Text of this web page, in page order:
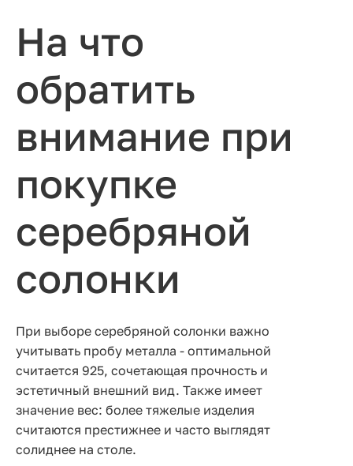
На что
обратить
внимание при
покупке
серебряной
солонки
При выборе серебряной солонки важно
учитывать пробу металла - оптимальной
считается 925, сочетающая прочность и
эстетичный внешний вид. Также имеет
значение вес: более тяжелые изделия
считаются престижнее и часто выглядят
солиднее на столе.